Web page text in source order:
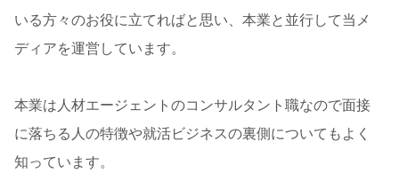
いる方々のお役に立てればと思い、本業と並行して当メ
ディアを運営しています。
本業は人材エージェントのコンサルタント職なので面接
に落ちる人の特徴や就活ビジネスの裏側についてもよく
知っています。